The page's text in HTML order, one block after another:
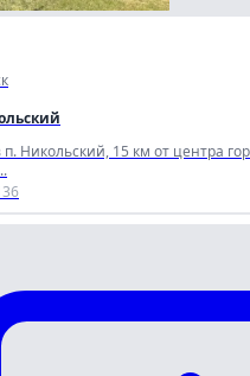
Никольский, 15 км от центра